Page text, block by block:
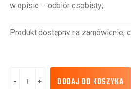
w opisie – odbiór osobisty;
Produkt dostępny na zamówienie,
DODAJ DO KOSZYKA